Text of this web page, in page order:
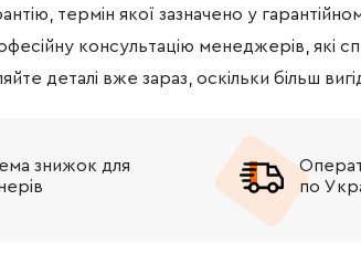
термін якої зазначено у
консультацію менеджерів, які
деталі вже зараз, оскільки більш
знижок для
по